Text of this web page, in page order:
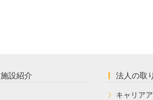
施設紹介 法人の取
キャリア